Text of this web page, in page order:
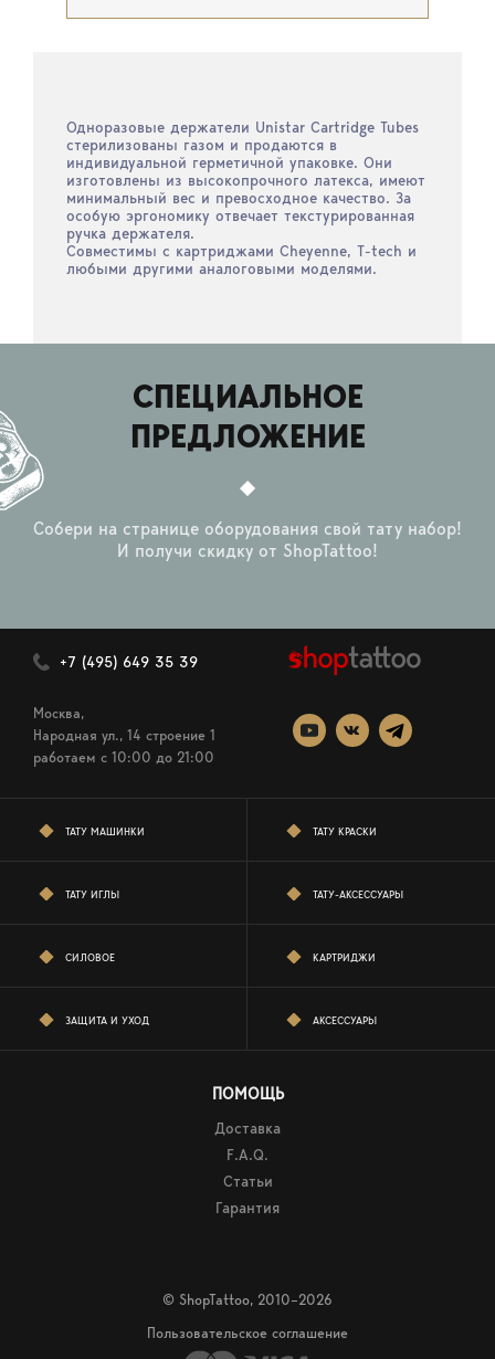
Одноразовые держатели Unistar Cartridge Tubes
стерилизованы газом и продаются в
индивидуальной герметичной упаковке. Они
изготовлены из высокопрочного латекса, имеют
минимальный вес и превосходное качество. За
особую эргономику отвечает текстурированная
ручка держателя.
Совместимы с картриджами Cheyenne, T-tech и
любыми другими аналоговыми моделями.
СПЕЦИАЛЬНОЕ
ПРЕДЛОЖЕНИЕ
Собери на странице оборудования свой тату набор!
И получи скидку от ShopTattoo!
+7 (495) 649 35 39
Москва,
Народная ул., 14 строение 1
работаем c 10:00 до 21:00
ТАТУ МАШИНКИ ТАТУ КРАСКИ
ТАТУ ИГЛЫ ТАТУ-АКСЕССУАРЫ
СИЛОВОЕ КАРТРИДЖИ
ЗАЩИТА И УХОД АКСЕССУАРЫ
ПОМОЩЬ
Доставка
F.A.Q.
Статьи
Гарантия
© ShopTattoo, 2010–2026
Пользовательское соглашение